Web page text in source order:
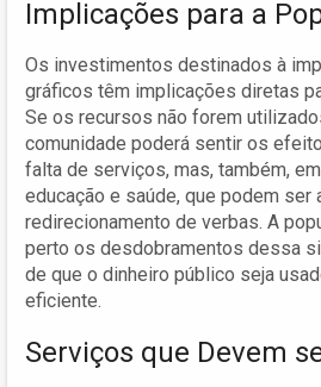
Implicações para a
Os investimentos destinados à
gráficos têm implicações diretas
Se os recursos não forem
comunidade poderá sentir os
falta de serviços, mas, também,
educação e saúde, que podem
redirecionamento de verbas. A
perto os desdobramentos dessa
de que o dinheiro público seja
eficiente.
Serviços que Devem